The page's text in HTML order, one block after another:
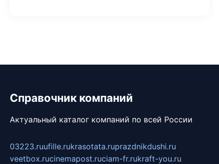
Справочник компаний
Актуальный каталог компаний по всей России
03223.ruufille.rukrasotata.ruprazdnikdushi.ru
veetbox.rucinemapost.ruciam-fr.rukraft-you.ru